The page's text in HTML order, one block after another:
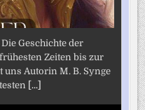
Geschichte der
Zeiten bis zur
uns Autorin M. B. Synge
[...]